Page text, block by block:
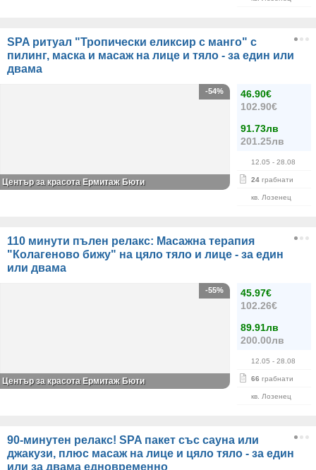
SPA ритуал "Тропически еликсир с манго" с
пилинг, маска и масаж на лице и тяло - за един или
двама
46.90€
102.90€
91.73лв
201.25лв
12.05 - 28.08
24 грабнати
кв. Лозенец
-54%
Център за красота Ермитаж Бюти
110 минути пълен релакс: Масажна терапия
"Колагеново бижу" на цяло тяло и лице - за един
или двама
45.97€
102.26€
89.91лв
200.00лв
12.05 - 28.08
66 грабнати
кв. Лозенец
-55%
Център за красота Ермитаж Бюти
90-минутен релакс! SPA пакет със сауна или
джакузи, плюс масаж на лице и цяло тяло - за един
или за двама едновременно